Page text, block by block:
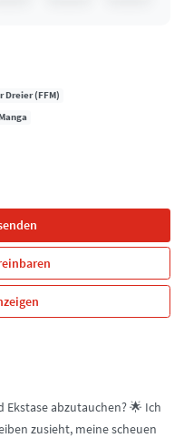
Dreier (FFM)
abzutauchen? 🌟 Ich
zusieht, meine scheuen